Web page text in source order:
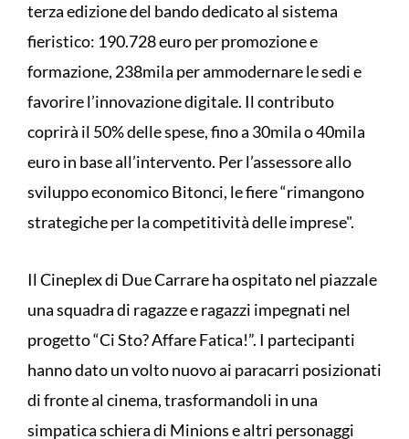
terza edizione del bando dedicato al sistema
fieristico: 190.728 euro per promozione e
formazione, 238mila per ammodernare le sedi e
favorire l’innovazione digitale. Il contributo
coprirà il 50% delle spese, fino a 30mila o 40mila
euro in base all’intervento. Per l’assessore allo
sviluppo economico Bitonci, le fiere “rimangono
strategiche per la competitività delle imprese".
Il Cineplex di Due Carrare ha ospitato nel piazzale
una squadra di ragazze e ragazzi impegnati nel
progetto “Ci Sto? Affare Fatica!”. I partecipanti
hanno dato un volto nuovo ai paracarri posizionati
di fronte al cinema, trasformandoli in una
simpatica schiera di Minions e altri personaggi